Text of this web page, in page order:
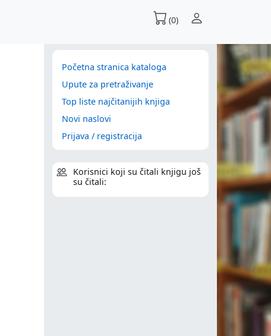
(0)
Početna stranica kataloga
Upute za pretraživanje
Top liste najčitanijih knjiga
Novi naslovi
Prijava / registracija
Korisnici koji su čitali knjigu još
su čitali: